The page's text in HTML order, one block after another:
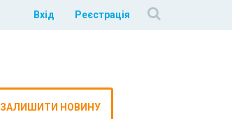
Вхід Реєстрація
ЗАЛИШИТИ НОВИНУ